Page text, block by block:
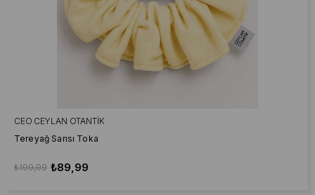
CEO CEYLAN OTANTIK
Tereyağ Sarısı Toka
₺89,99
₺199,99